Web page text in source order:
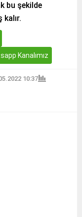
bu şekilde
Kanalımız
10:37